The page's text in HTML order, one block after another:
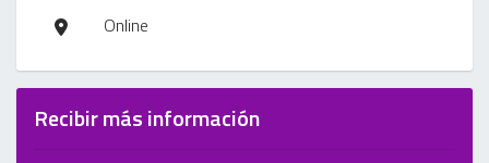
Online
Recibir más información